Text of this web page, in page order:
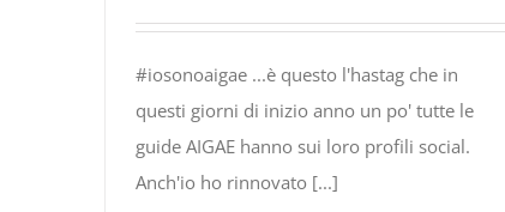
#iosonoaigae ...è questo l'hastag che in
questi giorni di inizio anno un po' tutte le
guide AIGAE hanno sui loro profili social.
Anch'io ho rinnovato [...]